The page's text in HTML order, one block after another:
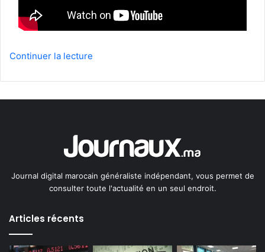
Continuer la lecture
Journal digital marocain généraliste indépendant, vous permet de
consulter toute l'actualité en un seul endroit.
Articles récents